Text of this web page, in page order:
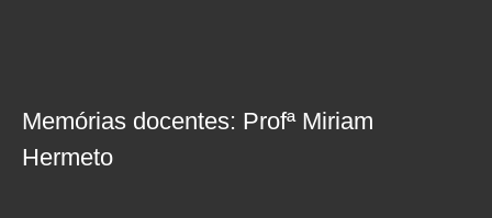
Memórias docentes: Profª Miriam
Hermeto